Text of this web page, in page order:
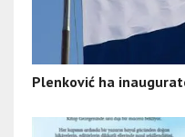
Plenković ha